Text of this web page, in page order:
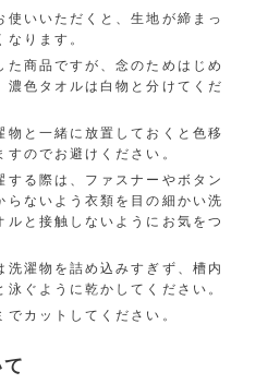
使いいただくと、生地が締まっ
ります。
た商品ですが、念のためはじめ
濃色タオルは白物と分けてくだ
物と一緒に放置しておくと色移
すのでお避けください。
する際は、ファスナーやボタン
らないよう衣類を目の細かい洗
ルと接触しないようにお気をつ
洗濯物を詰め込みすぎず、槽内
ぐように乾かしてください。
カットしてください。